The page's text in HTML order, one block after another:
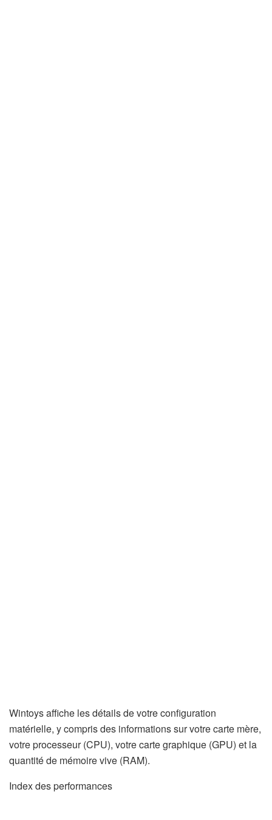
Wintoys affiche les détails de votre configuration
matérielle, y compris des informations sur votre carte mère,
votre processeur (CPU), votre carte graphique (GPU) et la
quantité de mémoire vive (RAM).
Index des performances